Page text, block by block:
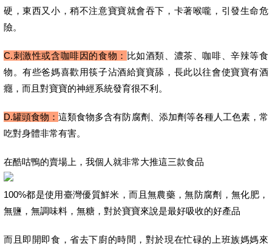
硬，東西又小，稍不注意寶寶就會吞下，卡著喉嚨，引發生命危
險。
C.刺激性或含咖啡因的食物： 比如酒類、濃茶、咖啡、辛辣等食
物。有些爸媽喜歡用筷子沾酒給寶寶舔，長此以往會使寶寶有酒
癮，而且對寶寶的神經系統發育很不利。
D.罐頭食物：這類食物多含有防腐劑、添加劑等各種人工色素，常
吃對身體非常有害。
在酷咕鴨的賣場上，我個人就非常大推這三款食品
100%都是使用臺灣優質鮮米，而且無農藥，無防腐劑，無化肥，
無鹽，無調味料，無糖，對於寶寶來說是最好吸收的好產品
而且即開即食，省去下廚的時間，對於現在忙碌的上班族媽媽來